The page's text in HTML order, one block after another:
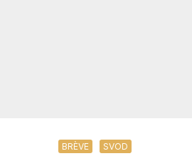
BRÈVE SVOD